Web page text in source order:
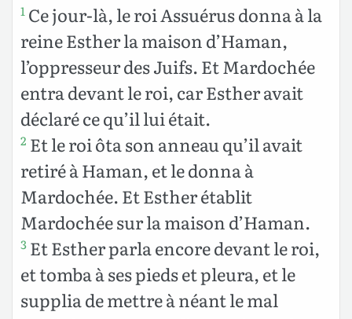
1 Ce jour-là, le roi Assuérus donna à la
reine Esther la maison d’Haman,
l’oppresseur des Juifs. Et Mardochée
entra devant le roi, car Esther avait
déclaré ce qu’il lui était.
2 Et le roi ôta son anneau qu’il avait
retiré à Haman, et le donna à
Mardochée. Et Esther établit
Mardochée sur la maison d’Haman.
3 Et Esther parla encore devant le roi,
et tomba à ses pieds et pleura, et le
supplia de mettre à néant le mal